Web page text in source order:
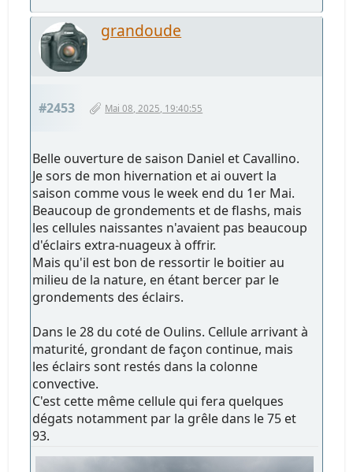
grandoude
#2453 Mai 08, 2025, 19:40:55
Belle ouverture de saison Daniel et Cavallino.
Je sors de mon hivernation et ai ouvert la
saison comme vous le week end du 1er Mai.
Beaucoup de grondements et de flashs, mais
les cellules naissantes n'avaient pas beaucoup
d'éclairs extra-nuageux à offrir.
Mais qu'il est bon de ressortir le boitier au
milieu de la nature, en étant bercer par le
grondements des éclairs.
Dans le 28 du coté de Oulins. Cellule arrivant à
maturité, grondant de façon continue, mais
les éclairs sont restés dans la colonne
convective.
C'est cette même cellule qui fera quelques
dégats notamment par la grêle dans le 75 et
93.